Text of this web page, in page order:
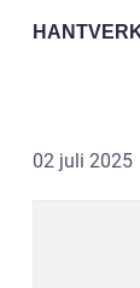
02 juli 2025